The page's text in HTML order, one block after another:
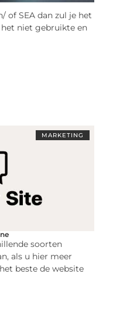
of SEA dan zul je het
niet gebruikte en
MARKETING
soorten
als u hier meer
beste de website